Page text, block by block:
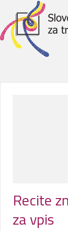
Recite
za vpis